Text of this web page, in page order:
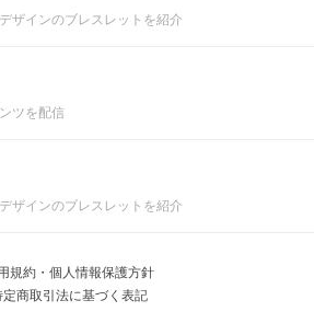
ザインのブレスレットを紹介
ツを配信
ザインのブレスレットを紹介
規約・個人情報保護方針
定商取引法に基づく表記